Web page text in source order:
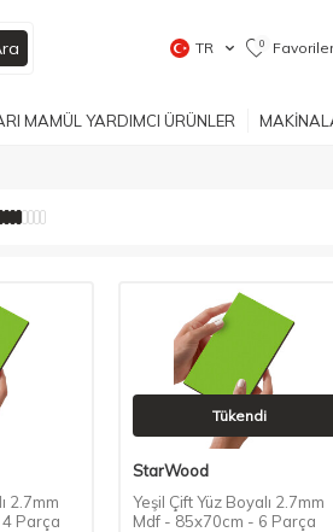
TR 0
MAMÜL YARDIMCI ÜRÜNLER
2.7mm
Parça
Tükendi
StarWood
Yeşil Çift Yüz Boyalı 2.7mm
Mdf - 85x70cm - 6 Parça